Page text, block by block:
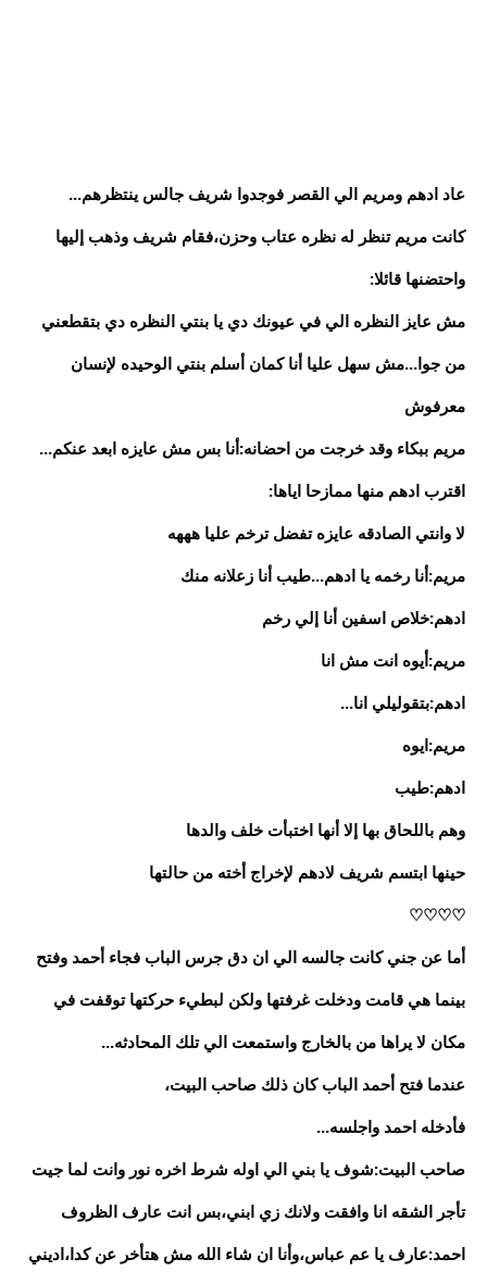
عاد ادهم ومريم الي القصر فوجدوا شريف جالس ينتظرهم...
كانت مريم تنظر له نظره عتاب وحزن،فقام شريف وذهب إليها
واحتضنها قائلا:
مش عايز النظره الي في عيونك دي يا بنتي النظره دي بتقطعني
من جوا...مش سهل عليا أنا كمان أسلم بنتي الوحيده لإنسان
معرفوش
مريم ببكاء وقد خرجت من احضانه:أنا بس مش عايزه ابعد عنكم...
اقترب ادهم منها ممازحا اياها:
لا وانتي الصادقه عايزه تفضل ترخم عليا هههه
مريم:أنا رخمه يا ادهم...طيب أنا زعلانه منك
ادهم:خلاص اسفين أنا إلي رخم
مريم:أيوه انت مش انا
ادهم:بتقوليلي انا...
مريم:ايوه
ادهم:طيب
وهم باللحاق بها إلا أنها اختبأت خلف والدها
حينها ابتسم شريف لادهم لإخراج أخته من حالتها
♡♡♡♡
أما عن جني كانت جالسه الي ان دق جرس الباب فجاء أحمد وفتح
بينما هي قامت ودخلت غرفتها ولكن لبطيء حركتها توقفت في
مكان لا يراها من بالخارج واستمعت الي تلك المحادثه...
عندما فتح أحمد الباب كان ذلك صاحب البيت،
فأدخله احمد واجلسه...
صاحب البيت:شوف يا بني الي اوله شرط اخره نور وانت لما جيت
تأجر الشقه انا وافقت ولانك زي ابني،بس انت عارف الظروف
احمد:عارف يا عم عباس،وأنا ان شاء الله مش هتأخر عن كدا،اديني